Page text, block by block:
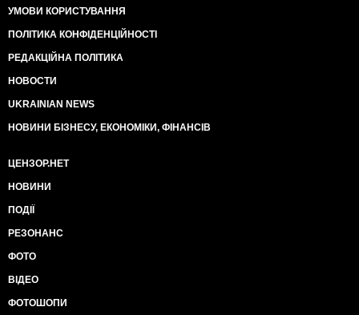
УМОВИ КОРИСТУВАННЯ
ПОЛІТИКА КОНФІДЕНЦІЙНОСТІ
РЕДАКЦІЙНА ПОЛІТИКА
НОВОСТИ
UKRAINIAN NEWS
НОВИНИ БІЗНЕСУ, ЕКОНОМІКИ, ФІНАНСІВ
ЦЕНЗОР.НЕТ
НОВИНИ
ПОДІЇ
РЕЗОНАНС
ФОТО
ВІДЕО
ФОТОШОПИ